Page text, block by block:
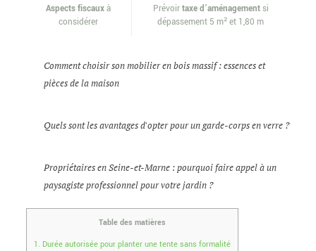
Aspects fiscauxà
considérer
Prévoirtaxe d’aménagementsi
dépassement 5 m² et 1,80 m
Comment choisir son mobilier en bois massif : essences et
pièces de la maison
Quels sont les avantages d'opter pour un garde-corps en verre ?
Propriétaires en Seine-et-Marne : pourquoi faire appel à un
paysagiste professionnel pour votre jardin ?
Table des matières
1. Durée autorisée pour planter une tente sans formalité